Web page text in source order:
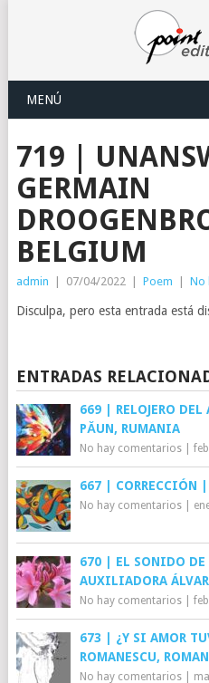
MENÚ
719 |
GERMAIN
BELGIUM
admin 07/04/2022 Poem No
Disculpa, pero esta entrada está
ENTRADAS
669 | RELOJERO
PĂUN, RUMANIA
No hay comentarios|
667 | CORRECCIÓN
No hay comentarios|
670 | EL SONIDO
AUXILIADORA
No hay comentarios|
673 | ¿Y SI AMOR
ROMANESCU,
No hay comentarios|